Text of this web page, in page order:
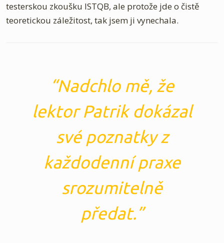
testerskou zkoušku ISTQB, ale protože jde o čistě
teoretickou záležitost, tak jsem ji vynechala.
Nadchlo mě, že
lektor Patrik dokázal
své poznatky z
každodenní praxe
srozumitelně
předat.